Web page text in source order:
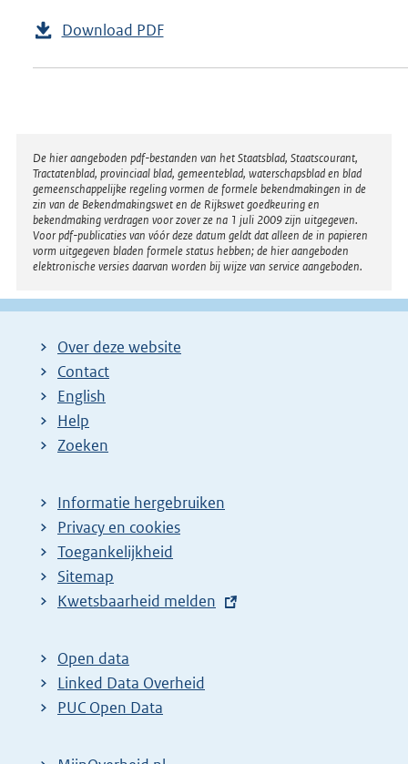
Download PDF
Disclaimer
De hier aangeboden pdf-bestanden van het Staatsblad, Staatscourant,
Tractatenblad, provinciaal blad, gemeenteblad, waterschapsblad en blad
gemeenschappelijke regeling vormen de formele bekendmakingen in de
zin van de Bekendmakingswet en de Rijkswet goedkeuring en
bekendmaking verdragen voor zover ze na 1 juli 2009 zijn uitgegeven.
Voor pdf-publicaties van vóór deze datum geldt dat alleen de in papieren
vorm uitgegeven bladen formele status hebben; de hier aangeboden
elektronische versies daarvan worden bij wijze van service aangeboden.
Over deze website
Contact
English
Help
Zoeken
Informatie hergebruiken
Privacy en cookies
Toegankelijkheid
Sitemap
E
t
e
r
Kwetsbaarheid melden
Open data
Linked Data Overheid
PUC Open Data